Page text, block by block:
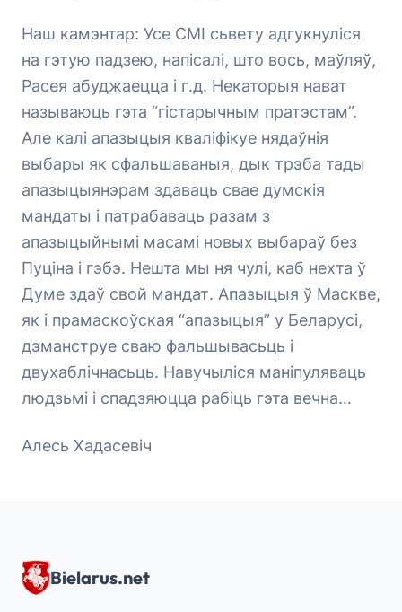
Наш камэнтар: Усе СМІ сьвету адгукнуліся
на гэтую падзею, напісалі, што вось, маўляў,
Расея абуджаецца і г.д. Некаторыя нават
называюць гэта “гістарычным пратэстам”.
Але калі апазыцыя кваліфікуе нядаўнія
выбары як сфальшаваныя, дык трэба тады
апазыцыянэрам здаваць свае думскія
мандаты і патрабаваць разам з
апазыцыйнымі масамі новых выбараў без
Пуціна і гэбэ. Нешта мы ня чулі, каб нехта ў
Думе здаў свой мандат. Апазыцыя ў Маскве,
як і прамаскоўская “апазыцыя” у Беларусі,
дэманструе сваю фальшывасьць і
двухаблічнасьць. Навучыліся маніпуляваць
людзьмі і спадзяюцца рабіць гэта вечна…
Алесь Хадасевіч
Bielarus.net